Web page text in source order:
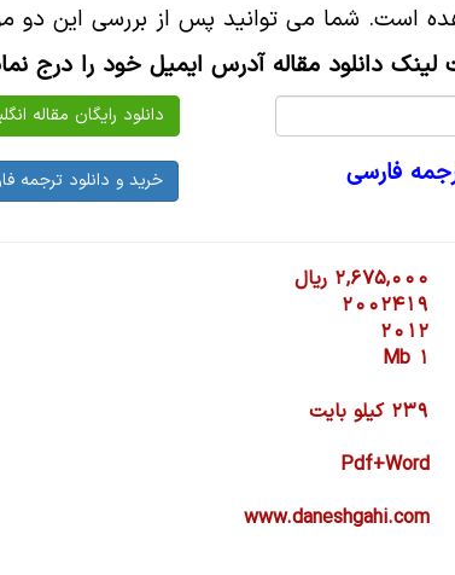
است. شما می توانید پس از بررسی این دو
لینک دانلود مقاله آدرس ایمیل خود را درج
فارسی
2,675,000 ریال
2002419
2012
1 Mb
239 کیلو بایت
Pdf+Word
www.daneshgahi.com